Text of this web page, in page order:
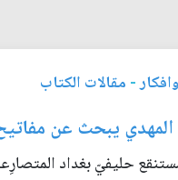
- مقالات الكتاب
يبحث عن
حليفيّ بغداد